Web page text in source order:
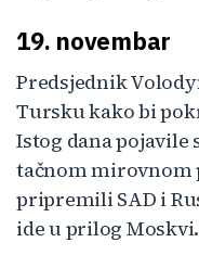
19. novembar
Predsjednik
Tursku kako bi
Istog dana pojavile
tačnom mirovnom
pripremili SAD i
ide u prilog Moskvi.